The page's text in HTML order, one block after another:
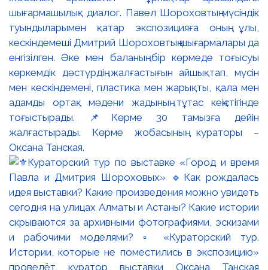
шығармашылық диалог. Павел Шороховтың мүсіндік
туындыларымен қатар экспозицияға оның ұлы,
кескіндемеші Дмитрий Шороховтың шығармалары да
енгізілген. Әке мен баланың бір көрмеде тоғысуы
көркемдік дәстүрдің жалғастығын айшықтап, мүсін
мен кескіндемені, пластика мен жарықты, қала мен
адамды ортақ мәдени жадының тұтас кеңістігінде
тоғыстырады. 📌Көрме 30 тамызға дейін
жалғастырады. Көрме жобасының кураторы –
Оксана Танская.